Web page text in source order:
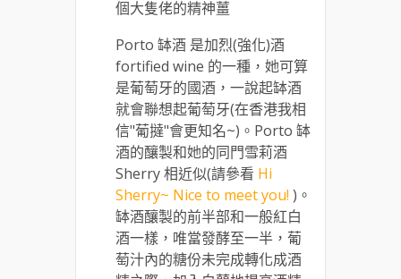
個大隻佬的精神薑
Porto 缽酒 是加烈(強化)酒
fortified wine 的一種，她可算
是葡萄牙的國酒，一說起缽酒
就會聯想起葡萄牙(在香港我相
信"葡撻"會更知名~)。Porto 缽
酒的釀製和她的同門雪莉酒
Sherry 相近似(請參看 Hi
Sherry~ Nice to meet you! )。
缽酒釀製的前半部和一般紅白
酒一樣，唯當發酵至一半，葡
萄汁內的糖份未完成轉化成酒